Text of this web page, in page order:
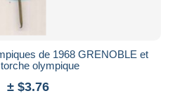
de 1968 GRENOBLE et
olympique
± $3.76